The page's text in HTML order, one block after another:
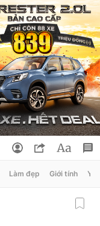
Làm đẹp Giới tính Y